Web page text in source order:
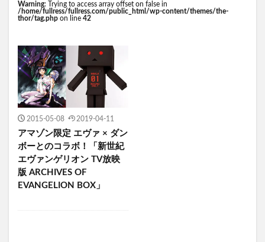
Warning: Trying to access array offset on false in
/home/fullress/fullress.com/public_html/wp-content/themes/the-
thor/tag.php on line 42
2015-05-08 2019-04-11
アマゾン限定 エヴァ × ダン
ボーとのコラボ！「新世紀
エヴァンゲリオン TV放映
版 ARCHIVES OF
EVANGELION BOX」